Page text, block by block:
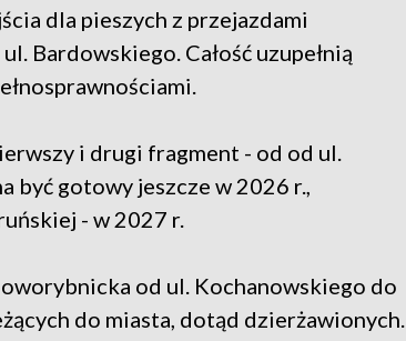
dla pieszych z przejazdami
Bardowskiego. Całość uzupełnią
i drugi fragment - od od ul.
być gotowy jeszcze w 2026 r.,
- w 2027 r.
od ul. Kochanowskiego do
do miasta, dotąd dzierżawionych.